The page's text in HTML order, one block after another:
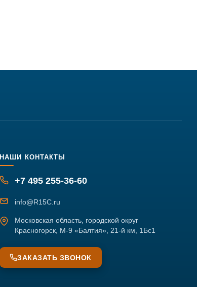
НАШИ КОНТАКТЫ
+7 495 255-36-60
info@R15C.ru
Московская область, городской округ
Красногорск, М-9 «Балтия», 21-й км, 1Бс1
ЗАКАЗАТЬ ЗВОНОК